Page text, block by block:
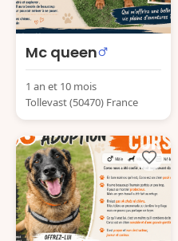
Mc queen
1 an et 10 mois
Tollevast (50470) France